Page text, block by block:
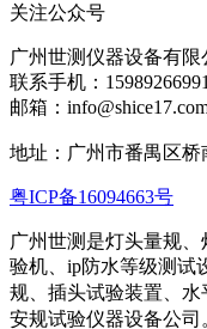
关注公众号
广州世测仪器设备有限
联系手机：
邮箱：
地址： 广州市番禺区
粤ICP备16094663号
广州世测是灯头量规
验机、ip防水等级测试
规、插头试验装置、水
安规试验仪器设备公司